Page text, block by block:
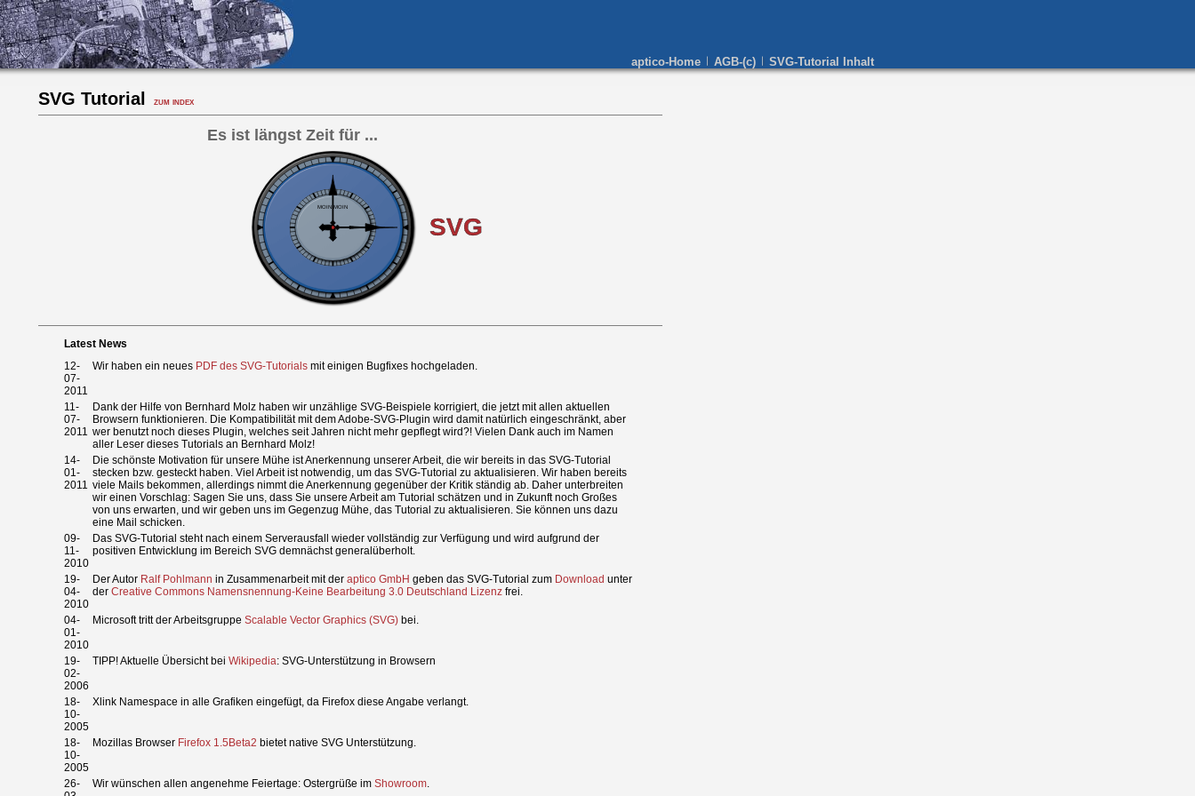
aptico-Home AGB-(c) SVG-Tutorial Inhalt
SVG Tutorial zum index
Latest News
12-
07-
2011
Wir haben ein neues PDF des SVG-Tutorials mit einigen Bugfixes hochgeladen.
11-
07-
2011
Dank der Hilfe von Bernhard Molz haben wir unzählige SVG-Beispiele korrigiert, die jetzt mit allen aktuellen
Browsern funktionieren. Die Kompatibilität mit dem Adobe-SVG-Plugin wird damit natürlich eingeschränkt, aber
wer benutzt noch dieses Plugin, welches seit Jahren nicht mehr gepflegt wird?! Vielen Dank auch im Namen
aller Leser dieses Tutorials an Bernhard Molz!
14-
01-
2011
Die schönste Motivation für unsere Mühe ist Anerkennung unserer Arbeit, die wir bereits in das SVG-Tutorial
stecken bzw. gesteckt haben. Viel Arbeit ist notwendig, um das SVG-Tutorial zu aktualisieren. Wir haben bereits
viele Mails bekommen, allerdings nimmt die Anerkennung gegenüber der Kritik ständig ab. Daher unterbreiten
wir einen Vorschlag: Sagen Sie uns, dass Sie unsere Arbeit am Tutorial schätzen und in Zukunft noch Großes
von uns erwarten, und wir geben uns im Gegenzug Mühe, das Tutorial zu aktualisieren. Sie können uns dazu
eine Mail schicken.
09-
11-
2010
Das SVG-Tutorial steht nach einem Serverausfall wieder vollständig zur Verfügung und wird aufgrund der
positiven Entwicklung im Bereich SVG demnächst generalüberholt.
19-
04-
2010
Der Autor Ralf Pohlmann in Zusammenarbeit mit der aptico GmbH geben das SVG-Tutorial zum Download unter
der Creative Commons Namensnennung-Keine Bearbeitung 3.0 Deutschland Lizenz frei.
04-
01-
2010
Microsoft tritt der Arbeitsgruppe Scalable Vector Graphics (SVG) bei.
19-
02-
2006
TIPP! Aktuelle Übersicht bei Wikipedia: SVG-Unterstützung in Browsern
18-
10-
2005
Xlink Namespace in alle Grafiken eingefügt, da Firefox diese Angabe verlangt.
18-
10-
2005
Mozillas Browser Firefox 1.5Beta2 bietet native SVG Unterstützung.
26-
Wir wünschen allen angenehme Feiertage: Ostergrüße im Showroom.